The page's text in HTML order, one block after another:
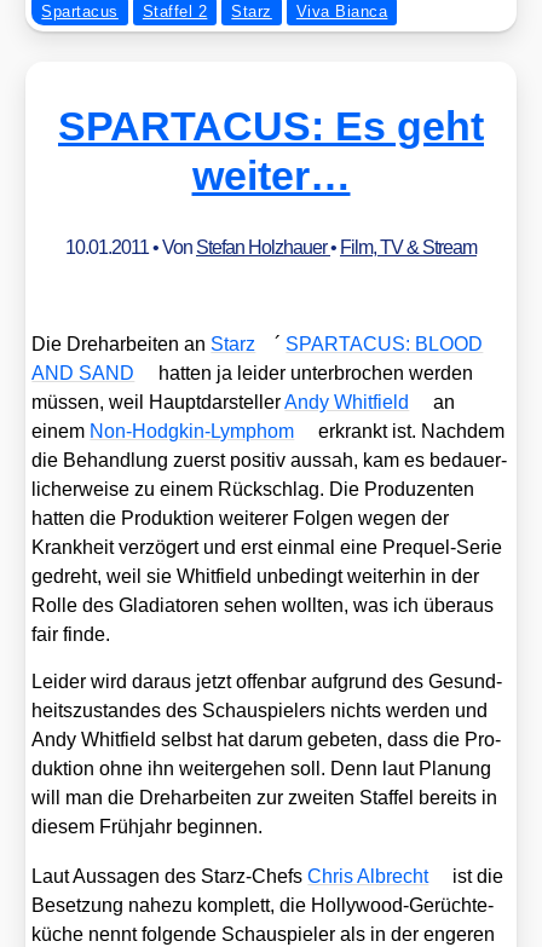
Spartacus
Staffel 2 Starz Viva Bianca
SPARTACUS: Es geht
weiter…
10.01.2011• Von Stefan Holzhauer• Film, TV & Stream
Die Dreh­ar­bei­ten an Starz ´ SPARTACUS: BLOOD
AND SAND
hat­ten ja lei­der unter­bro­chen wer­den
müs­sen, weil Haupt­dar­stel­lerAndy Whit­field
an
einem Non-Hodgkin-Lym­phom
erkrankt ist. Nach­dem
die Behand­lung zuerst posi­tiv aus­sah, kam es bedau­er­
li­cher­wei­se zu einem Rück­schlag. Die Pro­du­zen­ten
hat­ten die Pro­duk­ti­on wei­te­rer Fol­gen wegen der
Krank­heit ver­zö­gert und erst ein­mal eine Pre­quel-Serie
gedreht, weil sie Whit­field unbe­dingt wei­ter­hin in der
Rol­le des Gla­dia­to­ren sehen woll­ten, was ich über­aus
fair fin­de.
Lei­der wird dar­aus jetzt offen­bar auf­grund des Gesund­
heits­zu­stan­des des Schau­spie­lers nichts wer­den und
Andy Whit­field selbst hat dar­um gebe­ten, dass die Pro­
duk­ti­on ohne ihn wei­ter­ge­hen soll. Denn laut Pla­nung
will man die Dreh­ar­bei­ten zur zwei­ten Staf­fel bereits in
die­sem Früh­jahr begin­nen.
Laut Aus­sa­gen des Starz-ChefsChris Albrecht
ist die
Beset­zung nahe­zu kom­plett, die Hol­ly­wood-Gerüch­te­
kü­che nennt fol­gen­de Schau­spie­ler als in der enge­ren